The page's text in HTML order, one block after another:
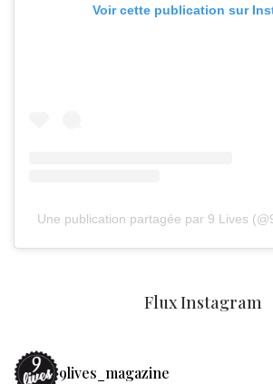
Voir cette publication sur
Une publication partagée par 9 Lives
Flux Instagram
9lives_magazine